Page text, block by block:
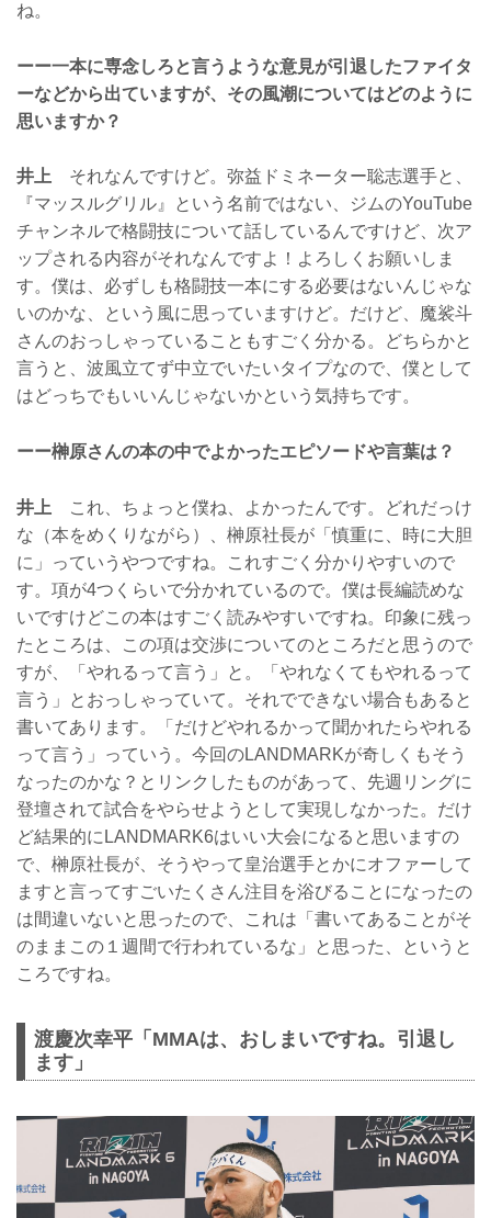
ね。
ーー一本に専念しろと言うような意見が引退したファイタ
ーなどから出ていますが、その風潮についてはどのように
思いますか？
井上 それなんですけど。弥益ドミネーター聡志選手と、
『マッスルグリル』という名前ではない、ジムのYouTube
チャンネルで格闘技について話しているんですけど、次ア
ップされる内容がそれなんですよ！よろしくお願いしま
す。僕は、必ずしも格闘技一本にする必要はないんじゃな
いのかな、という風に思っていますけど。だけど、魔裟斗
さんのおっしゃっていることもすごく分かる。どちらかと
言うと、波風立てず中立でいたいタイプなので、僕として
はどっちでもいいんじゃないかという気持ちです。
ーー榊原さんの本の中でよかったエピソードや言葉は？
井上 これ、ちょっと僕ね、よかったんです。どれだっけ
な（本をめくりながら）、榊原社長が「慎重に、時に大胆
に」っていうやつですね。これすごく分かりやすいので
す。項が4つくらいで分かれているので。僕は長編読めな
いですけどこの本はすごく読みやすいですね。印象に残っ
たところは、この項は交渉についてのところだと思うので
すが、「やれるって言う」と。「やれなくてもやれるって
言う」とおっしゃっていて。それでできない場合もあると
書いてあります。「だけどやれるかって聞かれたらやれる
って言う」っていう。今回のLANDMARKが奇しくもそう
なったのかな？とリンクしたものがあって、先週リングに
登壇されて試合をやらせようとして実現しなかった。だけ
ど結果的にLANDMARK6はいい大会になると思いますの
で、榊原社長が、そうやって皇治選手とかにオファーして
ますと言ってすごいたくさん注目を浴びることになったの
は間違いないと思ったので、これは「書いてあることがそ
のままこの１週間で行われているな」と思った、というと
ころですね。
渡慶次幸平「MMAは、おしまいですね。引退し
ます」